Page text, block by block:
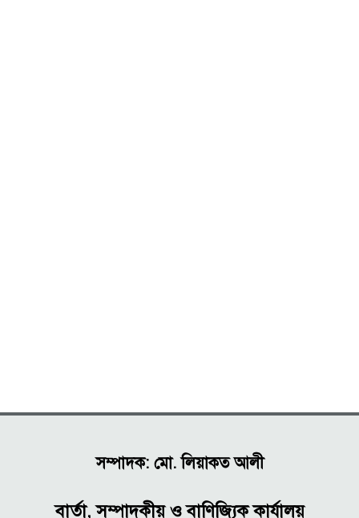
সম্পাদক: মো. লিয়াকত আলী
বার্তা, সম্পাদকীয় ও বাণিজ্যিক কার্যালয়